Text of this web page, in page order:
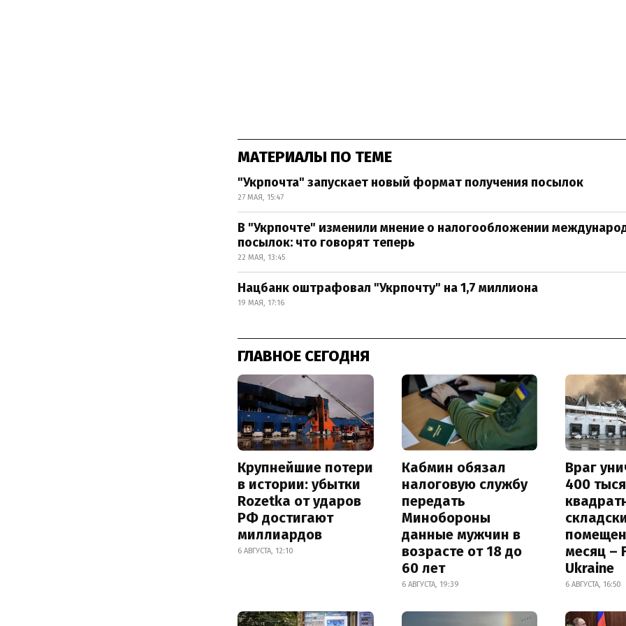
МАТЕРИАЛЫ ПО ТЕМЕ
"Укрпочта" запускает новый формат получения посылок
27 МАЯ, 15:47
В "Укрпочте" изменили мнение о налогообложении
посылок: что говорят теперь
22 МАЯ, 13:45
Нацбанк оштрафовал "Укрпочту" на 1,7 миллиона
19 МАЯ, 17:16
ГЛАВНОЕ СЕГОДНЯ
Крупнейшие потери
в истории: убытки
Rozetka от ударов
РФ достигают
миллиардов
6 АВГУСТА, 12:10
Кабмин обязал
налоговую службу
передать
Минобороны
данные мужчин в
возрасте от 18 до
60 лет
6 АВГУСТА, 19:39
Враг
400
месяц –
Ukraine
6 АВГУСТА, 16:50